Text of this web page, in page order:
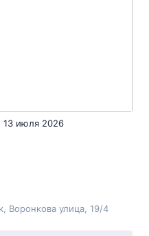
13 июля 2026
Воронкова улица, 19/4